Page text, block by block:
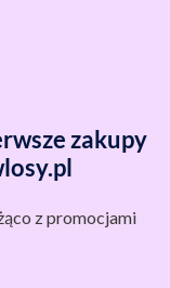
zakupy
z promocjami